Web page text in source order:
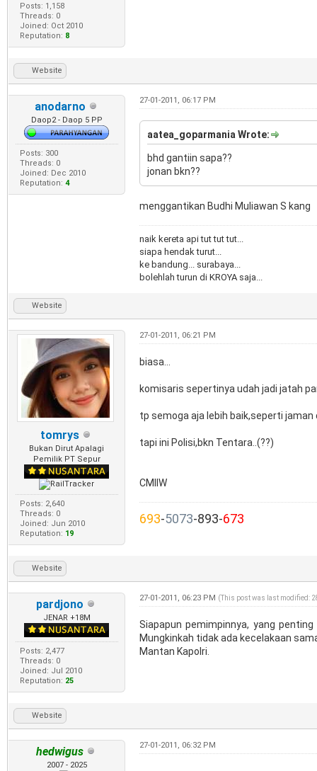
Posts: 1,158
Threads: 0
Joined: Oct 2010
Reputation: 8
Website
anodarno
Daop2 - Daop 5 PP
Posts: 300
Threads: 0
Joined: Dec 2010
Reputation: 4
27-01-2011, 06:17 PM
aatea_goparmania Wrote:
bhd gantiin sapa??
jonan bkn??
menggantikan Budhi Muliawan S kang
naik kereta api tut tut tut...
siapa hendak turut...
ke bandung... surabaya...
bolehlah turun di KROYA saja...
Website
tomrys
Bukan Dirut Apalagi
Pemilik PT Sepur
Posts: 2,640
Threads: 0
Joined: Jun 2010
Reputation: 19
27-01-2011, 06:21 PM
biasa...
komisaris sepertinya udah jadi jatah
tp semoga aja lebih baik,seperti jaman
tapi ini Polisi,bkn Tentara..(??)
CMIIW
693-5073-893-673
Website
pardjono
JENAR +18M
Posts: 2,477
Threads: 0
Joined: Jul 2010
Reputation: 25
27-01-2011, 06:23 PM (This post was last modified:
Siapapun pemimpinnya, yang
Mungkinkah tidak ada kecelakaan
Mantan Kapolri.
Website
hedwigus
2007 - 2025
27-01-2011, 06:32 PM